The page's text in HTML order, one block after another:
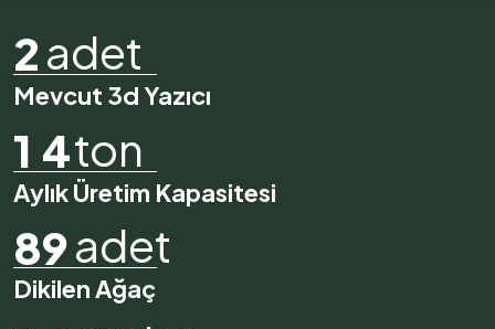
2adet
Mevcut 3d Yazıcı
1 4ton
Aylık Üretim Kapasitesi
89adet
Dikilen Ağaç